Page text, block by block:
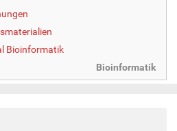
Bioinformatik
Bioinformatik